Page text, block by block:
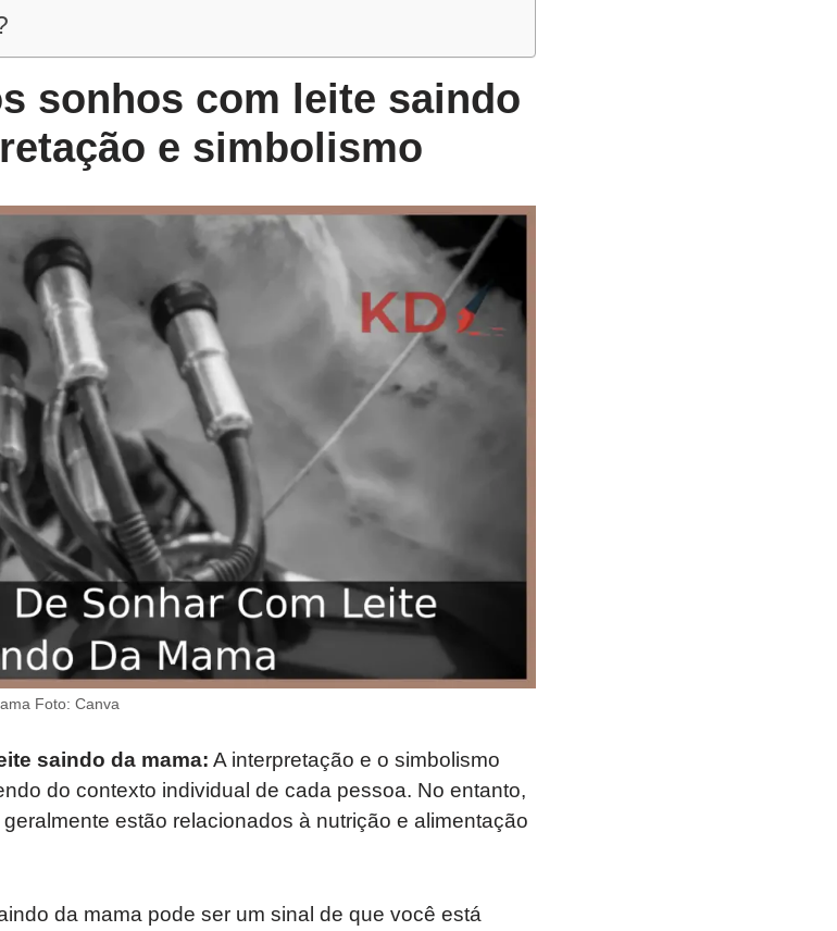
sonhos com leite saindo
e simbolismo
Foto: Canva
saindo da mama: A interpretação e o simbolismo
do contexto individual de cada pessoa. No entanto,
estão relacionados à nutrição e alimentação
da mama pode ser um sinal de que você está